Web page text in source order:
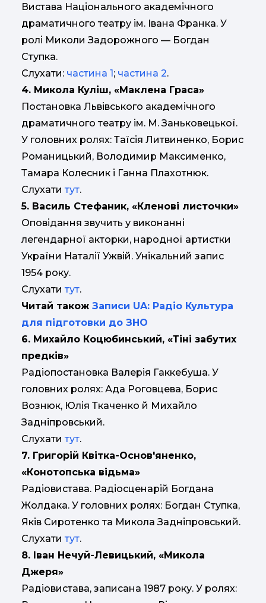
Вистава Національного академічного
драматичного театру ім. Івана Франка. У
ролі Миколи Задорожного — Богдан
Ступка.
Слухати: частина 1; частина 2.
4. Микола Куліш, «Маклена Граса»
Постановка Львівського академічного
драматичного театру ім. М. Заньковецької.
У головних ролях: Таїсія Литвиненко, Борис
Романицький, Володимир Максименко,
Тамара Колесник і Ганна Плахотнюк.
Слухати тут.
5. Василь Стефаник, «Кленові листочки»
Оповідання звучить у виконанні
легендарної акторки, народної артистки
України Наталії Ужвій. Унікальний запис
1954 року.
Слухати тут.
Читай також Записи UA: Радіо Культура
для підготовки до ЗНО
6. Михайло Коцюбинський, «Тіні забутих
предків»
Радіопостановка Валерія Гаккебуша. У
головних ролях: Ада Роговцева, Борис
Вознюк, Юлія Ткаченко й Михайло
Задніпровський.
Слухати тут.
7. Григорій Квітка-Основ'яненко,
«Конотопська відьма»
Радіовистава. Радіосценарій Богдана
Жолдака. У головних ролях: Богдан Ступка,
Яків Сиротенко та Микола Задніпровський.
Слухати тут.
8. Іван Нечуй-Левицький, «Микола
Джеря»
Радіовистава, записана 1987 року. У ролях: